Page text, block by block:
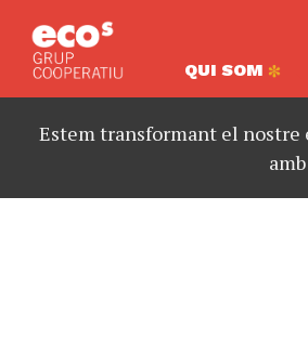
QUI SOM
Estem transformant el nostre